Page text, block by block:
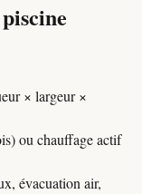
× largeur ×
ou chauffage actif
évacuation air,